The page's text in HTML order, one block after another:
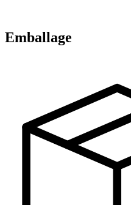
Emballage